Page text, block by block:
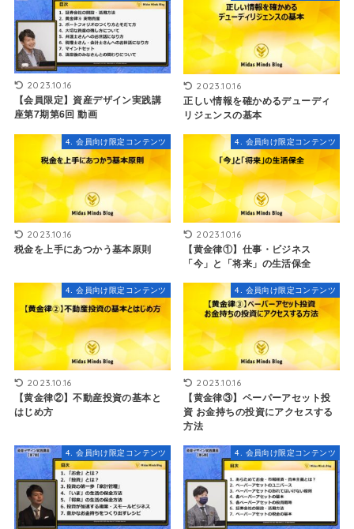
2023.10.16
【会員限定】資産デザイン実践講
座第7期第6回 動画
2023.10.16
正しい情報を確かめるデューディ
リジェンスの基本
4. 会員向け限定コンテンツ
2023.10.16
税金を上手にあつかう基本原則
4. 会員向け限定コンテンツ
2023.10.16
【黄金律①】仕事・ビジネス
「今」と「将来」の生活保全
4. 会員向け限定コンテンツ
2023.10.16
【黄金律②】不動産投資の基本と
はじめ方
4. 会員向け限定コンテンツ
2023.10.16
【黄金律③】ペーパーアセット投
資 お金持ちの投資にアクセスする
方法
4. 会員向け限定コンテンツ 4. 会員向け限定コンテンツ